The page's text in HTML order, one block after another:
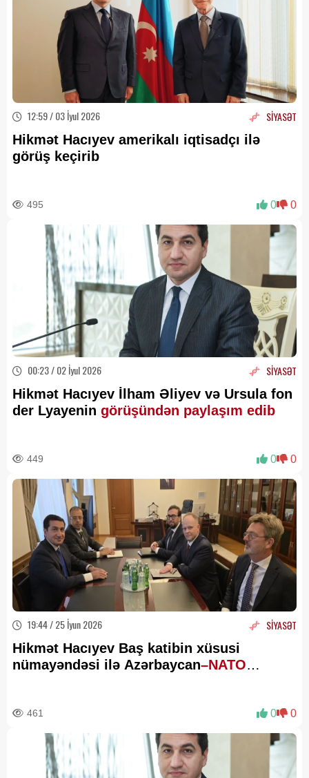
12:59 / 03 İyul 2026 SİYASƏT
Hikmət Hacıyev amerikalı iqtisadçı ilə
görüş keçirib
495 0 0
00:23 / 02 İyul 2026 SİYASƏT
Hikmət Hacıyev İlham Əliyev və Ursula fon
der Lyayenin görüşündən paylaşım edib
449 0 0
19:44 / 25 İyun 2026 SİYASƏT
Hikmət Hacıyev Baş katibin xüsusi
nümayəndəsi ilə Azərbaycan–NATO
461 0 0